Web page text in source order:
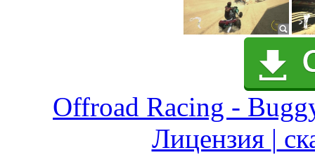
Offroad Racing -
Лицензия |